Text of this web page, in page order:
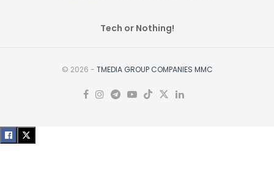
Tech or Nothing!
© 2026 - TMEDIA GROUP COMPANIES MMC